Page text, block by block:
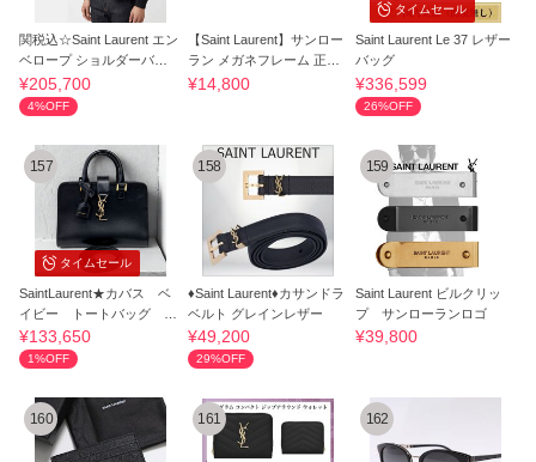
関税込☆Saint Laurent エン
ベロープ ショルダーバッ
グ
¥205,700
4%OFF
【Saint Laurent】サンロー
ラン メガネフレーム 正規
品 SALE
¥14,800
タイムセール
Saint Laurent Le 37 レザー
バッグ
¥336,599
26%OFF
タイムセール
157
SaintLaurent★カバス ベ
イビー トートバッグ 2
wayショルダー
¥133,650
1%OFF
158
♦Saint Laurent♦カサンドラ
ベルト グレインレザー
¥49,200
29%OFF
159
Saint Laurent ビルクリッ
プ サンローランロゴ
¥39,800
160 161 162